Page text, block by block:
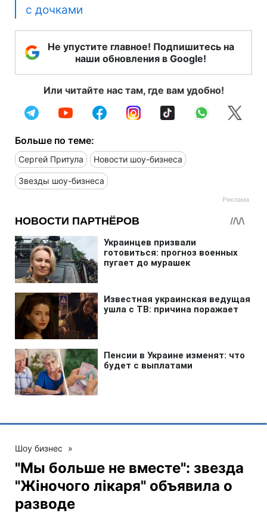
с дочками
Не упустите главное! Подпишитесь на
наши обновления в Google!
Или читайте нас там, где вам удобно!
Больше по теме:
Сергей Притула Новости шоу-бизнеса
Звезды шоу-бизнеса
Шоу бизнес »
"Мы больше не вместе": звезда
"Жіночого лікаря" объявила о
разводе